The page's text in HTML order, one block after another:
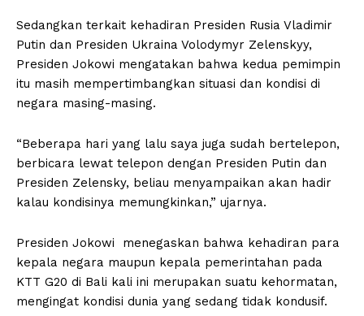
Sedangkan terkait kehadiran Presiden Rusia Vladimir
Putin dan Presiden Ukraina Volodymyr Zelenskyy,
Presiden Jokowi mengatakan bahwa kedua pemimpin
itu masih mempertimbangkan situasi dan kondisi di
negara masing-masing.
“Beberapa hari yang lalu saya juga sudah bertelepon,
berbicara lewat telepon dengan Presiden Putin dan
Presiden Zelensky, beliau menyampaikan akan hadir
kalau kondisinya memungkinkan,” ujarnya.
Presiden Jokowi menegaskan bahwa kehadiran para
kepala negara maupun kepala pemerintahan pada
KTT G20 di Bali kali ini merupakan suatu kehormatan,
mengingat kondisi dunia yang sedang tidak kondusif.